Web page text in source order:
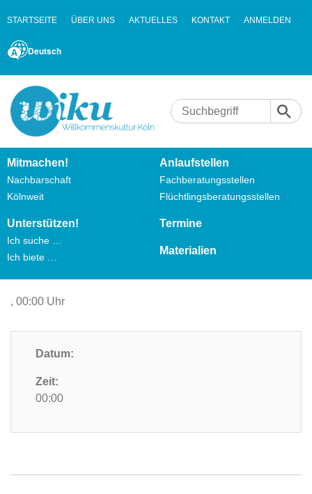
STARTSEITE ÜBER UNS AKTUELLES KONTAKT ANMELDEN
Deutsch
Mitmachen!
Nachbarschaft
Kölnweit
Anlaufstellen
Fachberatungsstellen
Flüchtlingsberatungsstellen
Unterstützen!
Ich suche …
Ich biete …
Termine
Materialien
, 00:00 Uhr
Datum:
Zeit:
00:00